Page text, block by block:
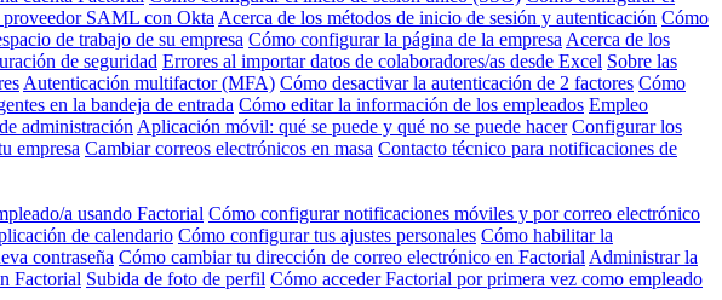
SAML con Okta Acerca de los métodos de inicio de sesión y autenticación Cómo
de trabajo de su empresa Cómo configurar la página de la empresa Acerca de los
de seguridad Errores al importar datos de colaboradores/as desde Excel Sobre las
Autenticación multifactor (MFA) Cómo desactivar la autenticación de 2 factores Cómo
en la bandeja de entrada Cómo editar la información de los empleados Empleo
administración Aplicación móvil: qué se puede y qué no se puede hacer Configurar los
empresa Cambiar correos electrónicos en masa Contacto técnico para notificaciones de
a usando Factorial Cómo configurar notificaciones móviles y por correo electrónico
de calendario Cómo configurar tus ajustes personales Cómo habilitar la
contraseña Cómo cambiar tu dirección de correo electrónico en Factorial Administrar la
Factorial Subida de foto de perfil Cómo acceder Factorial por primera vez como empleado